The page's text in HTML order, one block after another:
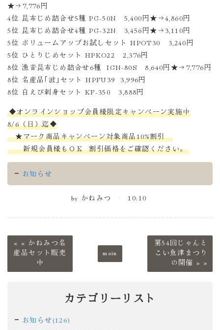
★→7,776円
4位 昆布じめ詰合せ5種 PG-50N 5,400円★→4,860円
5位 昆布じめ詰合せ4種 PG-32N 3,456円★→3,110円
5位 ボリュームアップお試しセット HPOT30 3,240円
5位 ひとりじめセット HPKO222,376円
8位 漁音昆布じめ詰合せ6種 IGN-80S 8,640円★→7,776円
8位 名産品｢波｣セット HPFU39 3,996円
8位 白えび刺身セット KF-350 3,888円
◆オンラインショップ会員様限定キャンペーン実施中
8/6（日）迄◆
★マーク商品キャンペーン対象商品10%割引
新規会員様もＯＫ 割引価格をご確認ください。
お知らせ
by かねみつ 10:10
« かねみつ名
産品セット販売
中
main
第54回じゃんと
こい魚津まつり
の開催 »
カテゴリーリスト
お知らせ(126)